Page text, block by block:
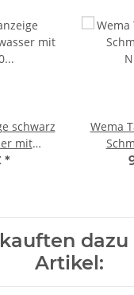
schwarz
mit
*
Wema
Artikel: